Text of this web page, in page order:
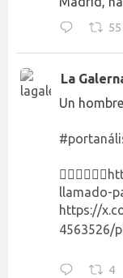
55
La
Un
👉🏻👉🏻👉🏻
llamado-
https://
4563526/
4